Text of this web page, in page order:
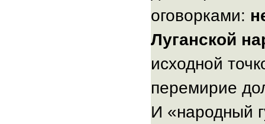
оговорками:
Луганской
исходной
перемирие
И «народный